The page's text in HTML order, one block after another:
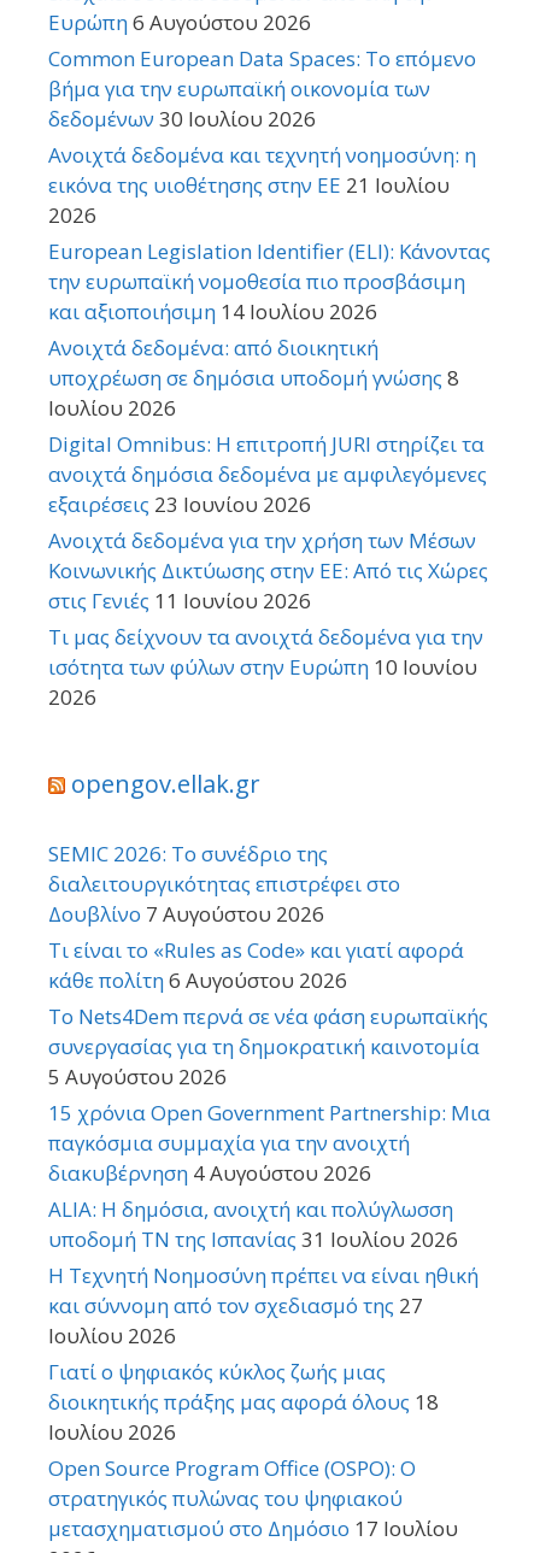
Ευρώπη6 Αυγούστου 2026
Common European Data Spaces: Το επόμενο
βήμα για την ευρωπαϊκή οικονομία των
δεδομένων 30 Ιουλίου 2026
Ανοιχτά δεδομένα και τεχνητή νοημοσύνη: η
εικόνα της υιοθέτησης στην ΕΕ 21 Ιουλίου
2026
European Legislation Identifier (ELI): Κάνοντας
την ευρωπαϊκή νομοθεσία πιο προσβάσιμη
και αξιοποιήσιμη 14 Ιουλίου 2026
Ανοιχτά δεδομένα: από διοικητική
υποχρέωση σε δημόσια υποδομή γνώσης 8
Ιουλίου 2026
Digital Omnibus: Η επιτροπή JURI στηρίζει τα
ανοιχτά δημόσια δεδομένα με αμφιλεγόμενες
εξαιρέσεις 23 Ιουνίου 2026
Ανοιχτά δεδομένα για την χρήση των Μέσων
Κοινωνικής Δικτύωσης στην ΕΕ: Από τις Χώρες
στις Γενιές 11 Ιουνίου 2026
Τι μας δείχνουν τα ανοιχτά δεδομένα για την
ισότητα των φύλων στην Ευρώπη 10 Ιουνίου
2026
opengov.ellak.gr
SEMIC 2026: Το συνέδριο της
διαλειτουργικότητας επιστρέφει στο
Δουβλίνο 7 Αυγούστου 2026
Τι είναι το «Rules as Code» και γιατί αφορά
κάθε πολίτη6 Αυγούστου 2026
Το Nets4Dem περνά σε νέα φάση ευρωπαϊκής
συνεργασίας για τη δημοκρατική καινοτομία
5 Αυγούστου 2026
15 χρόνια Open Government Partnership: Μια
παγκόσμια συμμαχία για την ανοιχτή
διακυβέρνηση 4 Αυγούστου 2026
ALIA: Η δημόσια, ανοιχτή και πολύγλωσση
υποδομή ΤΝ της Ισπανίας 31 Ιουλίου 2026
Η Τεχνητή Νοημοσύνη πρέπει να είναι ηθική
και σύννομη από τον σχεδιασμό της 27
Ιουλίου 2026
Γιατί ο ψηφιακός κύκλος ζωής μιας
διοικητικής πράξης μας αφορά όλους 18
Ιουλίου 2026
Open Source Program Office (OSPO): Ο
στρατηγικός πυλώνας του ψηφιακού
μετασχηματισμού στο Δημόσιο 17 Ιουλίου